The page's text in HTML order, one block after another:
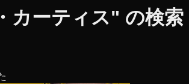
カーティス" の検索